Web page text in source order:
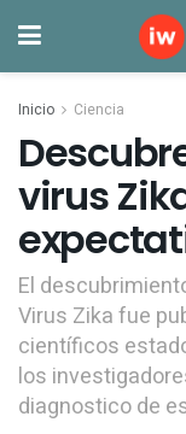
Inicio Ciencia
virus
El
Virus Zika fue
científicos
los
diagnostico de